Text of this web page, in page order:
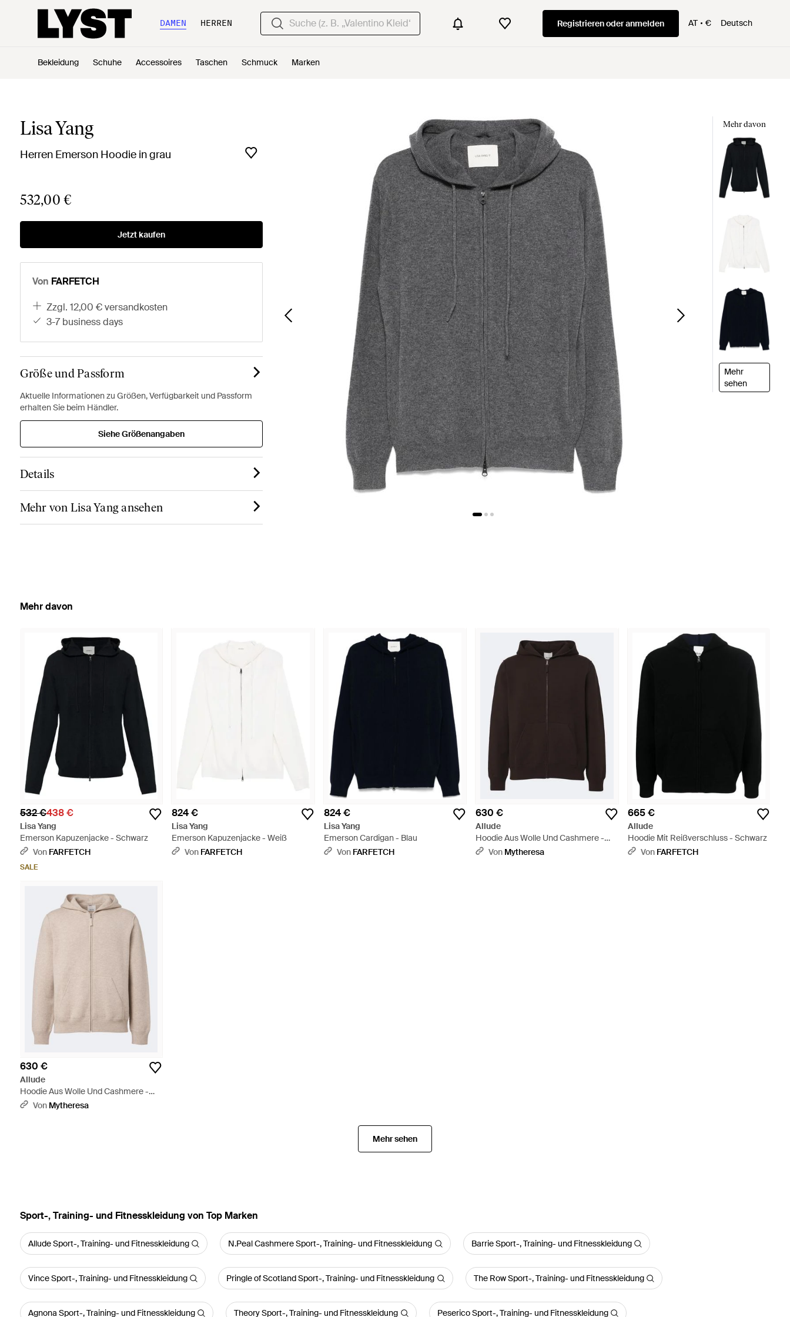
DAMEN HERREN Registrieren oder anmelden AT € Deutsch
Bekleidung Schuhe Accessoires Taschen Schmuck Marken
Lisa Yang
Herren Emerson Hoodie in grau
532,00 €
Jetzt kaufen
Von FARFETCH
zzgl. 12,00 € versandkosten
3-7 business days
Größe und Passform
Aktuelle Informationen zu Größen, Verfügbarkeit und Passform
erhalten Sie beim Händler.
Siehe Größenangaben
Details
Mehr von Lisa Yang ansehen
Mehr davon
Mehr
sehen
Mehr davon
532 €438 €
Lisa Yang
Emerson Kapuzenjacke - Schwarz
Von FARFETCH
SALE
824 €
Lisa Yang
Emerson Kapuzenjacke - Weiß
Von FARFETCH
824 €
Lisa Yang
Emerson Cardigan - Blau
Von FARFETCH
630 €
Allude
Hoodie Aus Wolle Und Cashmere -
Schwarz
Von Mytheresa
665 €
Allude
Hoodie Mit Reißverschluss - Schwarz
Von FARFETCH
630 €
Allude
Hoodie Aus Wolle Und Cashmere -
Natur
Von Mytheresa
Mehr sehen
Sport-, Training- und Fitnesskleidung von Top Marken
Allude Sport-, Training- und Fitnesskleidung N.Peal Cashmere Sport-, Training- und Fitnesskleidung Barrie Sport-, Training- und Fitnesskleidung
Vince Sport-, Training- und Fitnesskleidung Pringle of Scotland Sport-, Training- und Fitnesskleidung The Row Sport-, Training- und Fitnesskleidung
Agnona Sport-, Training- und Fitnesskleidung Theory Sport-, Training- und Fitnesskleidung Peserico Sport-, Training- und Fitnesskleidung